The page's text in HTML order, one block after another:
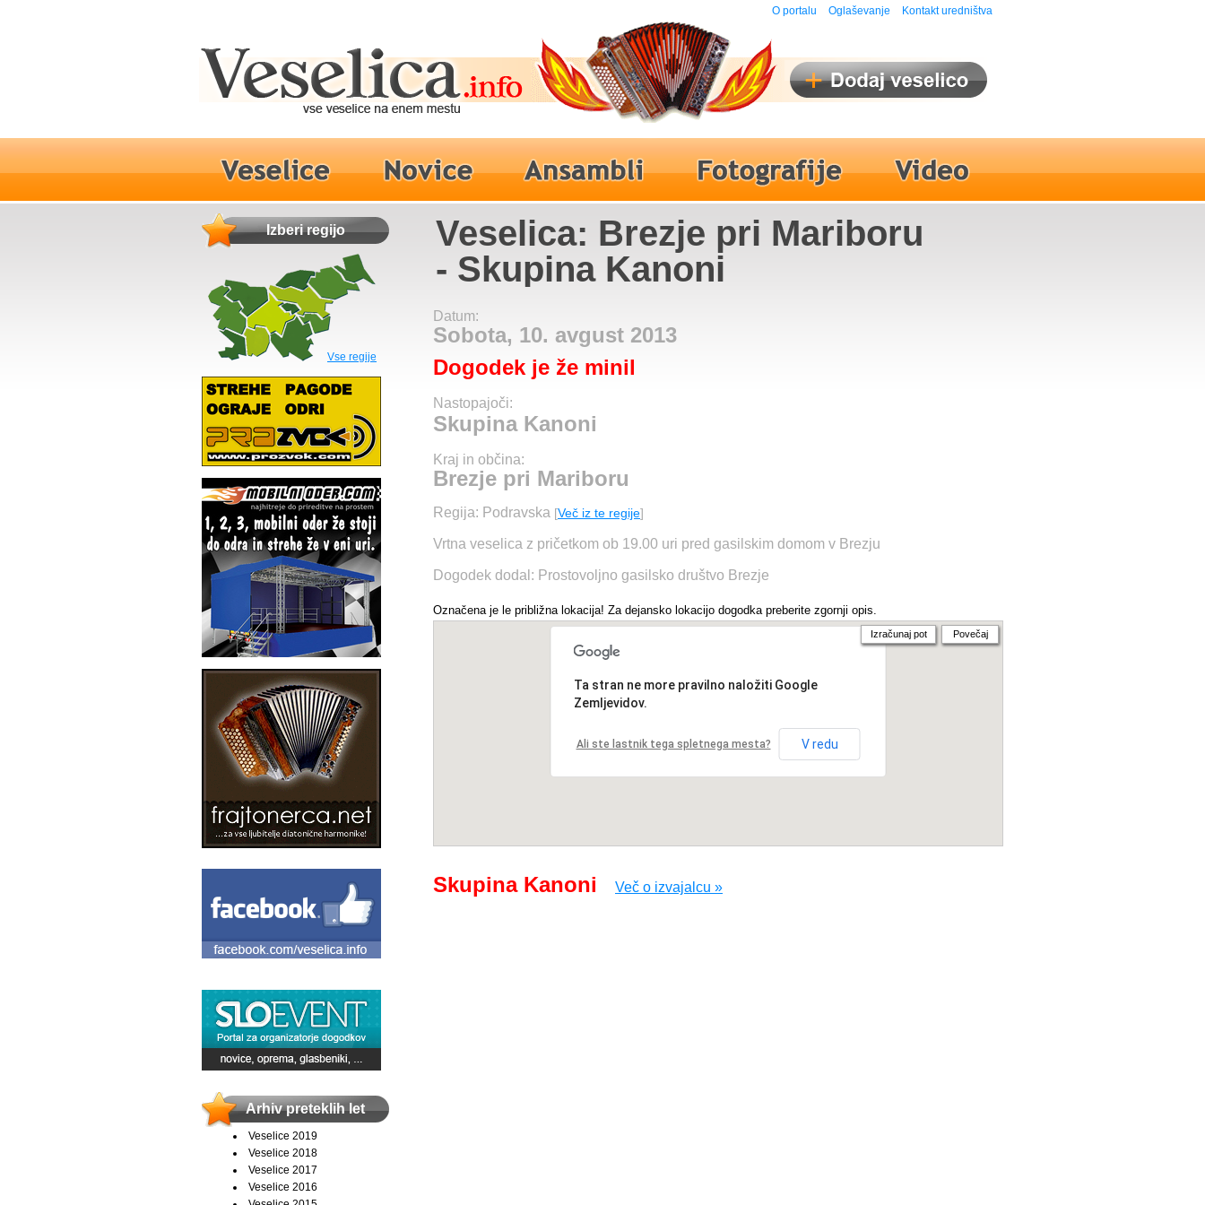
O portalu Oglaševanje Kontakt uredništva
Izberi regijo
Vse regije
Arhiv preteklih let
Veselice 2019
Veselice 2018
Veselice 2017
Veselice 2016
Veselica: Brezje pri Mariboru
- Skupina Kanoni
Datum:
Sobota, 10. avgust 2013
Dogodek je že minil
Nastopajoči:
Skupina Kanoni
Kraj in občina:
Brezje pri Mariboru
Regija: Podravska [Več iz te regije]
Vrtna veselica z pričetkom ob 19.00 uri pred gasilskim domom v Brezju
Dogodek dodal: Prostovoljno gasilsko društvo Brezje
Označena je le približna lokacija! Za dejansko lokacijo dogodka preberite zgornji opis.
Ta stran ne more pravilno naložiti Google
Zemljevidov.
Ali ste lastnik tega spletnega mesta? V redu
Izračunaj pot Povečaj
Skupina Kanoni Več o izvajalcu »